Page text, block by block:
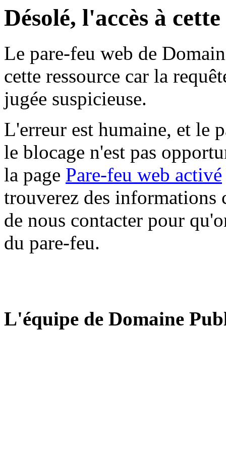
Désolé, l'accès à
Le pare-feu web de
cette ressource car la
jugée suspicieuse.
L'erreur est humaine, et le
le blocage n'est pas
la page Pare-feu web activé
trouverez des informations
de nous contacter pour
du pare-feu.
L'équipe de Domaine